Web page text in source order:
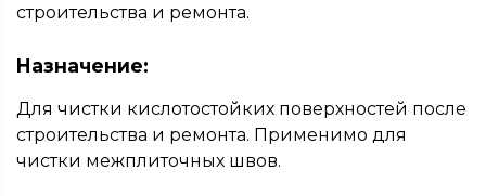
строительства и ремонта.
Назначение:
Для чистки кислотостойких поверхностей после
строительства и ремонта. Применимо для
чистки межплиточных швов.